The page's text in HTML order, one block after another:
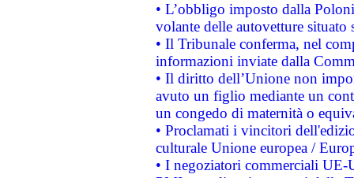
• L’obbligo imposto dalla
volante delle autovetture
• Il Tribunale conferma, nel
informazioni inviate dalla
• Il diritto dell’Unione non
avuto un figlio mediante un
un congedo di maternità o
• Proclamati i vincitori
culturale Unione europea /
• I negoziatori commerciali UE-